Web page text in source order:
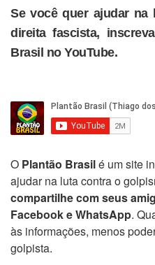
Se você quer ajudar na
direita fascista,
Brasil no YouTube.
O Plantão Brasilé um site
ajudar na luta contra o
compartilhe com seus
Facebook e WhatsApp.
às informações, menos
golpista.